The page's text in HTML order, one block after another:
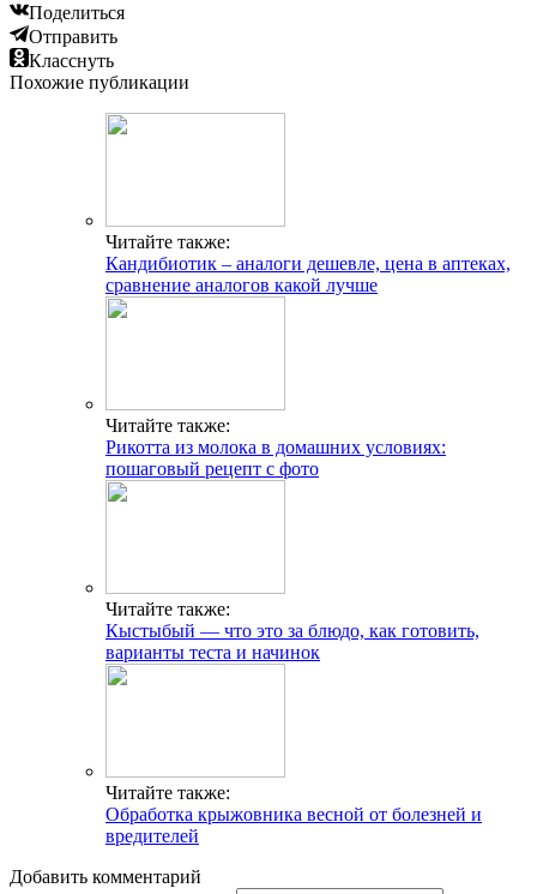
Поделиться
Отправить
Класснуть
Похожие публикации
Читайте также:
Кандибиотик – аналоги дешевле, цена в аптеках,
сравнение аналогов какой лучше
Читайте также:
Рикотта из молока в домашних условиях:
пошаговый рецепт с фото
Читайте также:
Кыстыбый — что это за блюдо, как готовить,
варианты теста и начинок
Читайте также:
Обработка крыжовника весной от болезней и
вредителей
Добавить комментарий